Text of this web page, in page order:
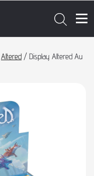
Altered / Display Altered Au